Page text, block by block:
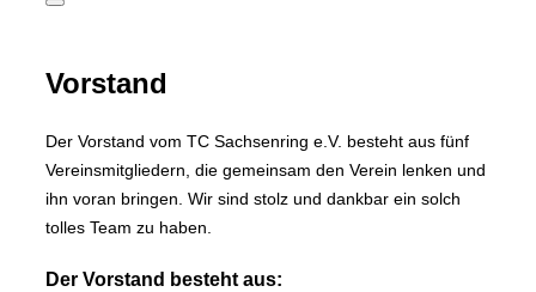
Seitenleiste
Vorstand
Der Vorstand vom TC Sachsenring e.V. besteht aus fünf
Vereinsmitgliedern, die gemeinsam den Verein lenken und
ihn voran bringen. Wir sind stolz und dankbar ein solch
tolles Team zu haben.
Der Vorstand besteht aus: